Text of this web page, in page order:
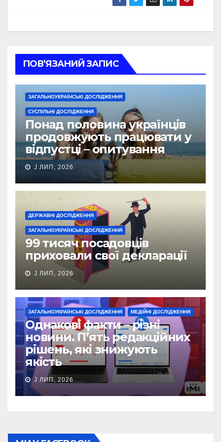
ПОВ’ЯЗАНИЙ ЗАПИС
ЗАГАЛЬНОУКРАЇНСЬКІ ДОСЛІДЖЕННЯ
СУСПІЛЬНІ ДОСЛІДЖЕННЯ
Понад половина українців
продовжують працювати у
відпустці – опитування
J ЛИП, 2026
ДЕРЖАВНІ ДОСЛІДЖЕННЯ
ЗАГАЛЬНОУКРАЇНСЬКІ ДОСЛІДЖЕННЯ
99 тисяч посадовців
приховали свої декларації
J ЛИП, 2026
ЗАГАЛЬНОУКРАЇНСЬКІ ДОСЛІДЖЕННЯ МЕДІЙНІ ДОСЛІДЖЕННЯ
Однакові факти – різні
новини. П’ять редакційних
рішень, які знижують
якість
J ЛИП, 2026